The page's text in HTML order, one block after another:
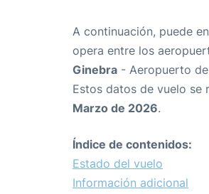
A continuación, puede
opera entre los
Ginebra - Aeropuerto
Estos datos de vuelo se
Marzo de 2026.
Índice de contenidos:
Estado del vuelo
Información adicional